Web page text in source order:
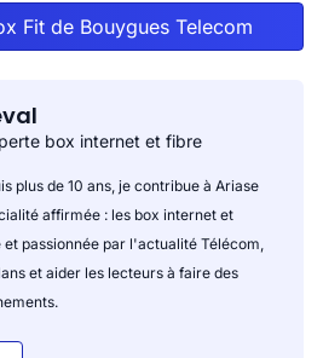
Fit de Bouygues Telecom
box internet et fibre
plus de 10 ans, je contribue à Ariase
affirmée : les box internet et
passionnée par l'actualité Télécom,
et aider les lecteurs à faire des